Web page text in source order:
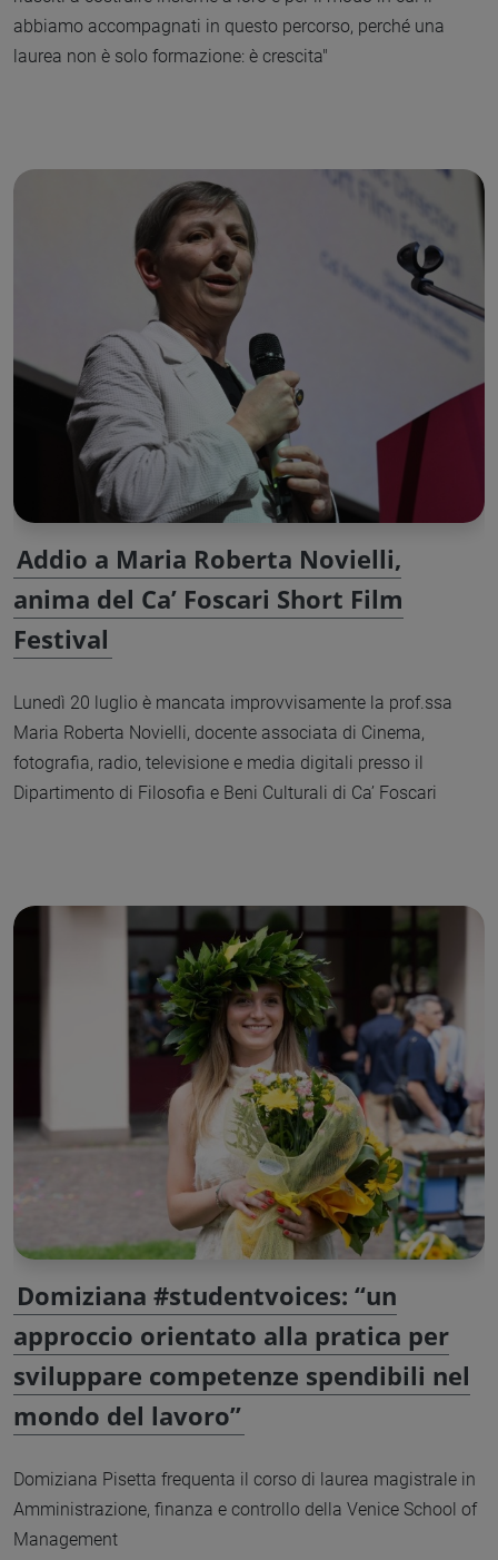
abbiamo accompagnati in questo percorso, perché una
laurea non è solo formazione: è crescita"
Addio a Maria Roberta Novielli,
anima del Ca’ Foscari Short Film
Festival
Lunedì 20 luglio è mancata improvvisamente la prof.ssa
Maria Roberta Novielli, docente associata di Cinema,
fotografia, radio, televisione e media digitali presso il
Dipartimento di Filosofia e Beni Culturali di Ca’ Foscari
Domiziana #studentvoices: “un
approccio orientato alla pratica per
sviluppare competenze spendibili nel
mondo del lavoro”
Domiziana Pisetta frequenta il corso di laurea magistrale in
Amministrazione, finanza e controllo della Venice School of
Management